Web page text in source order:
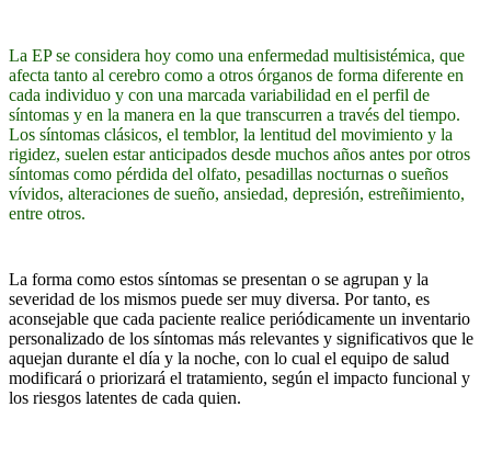
La EP se considera hoy como una enfermedad multisistémica, que
afecta tanto al cerebro como a otros órganos de forma diferente en
cada individuo y con una marcada variabilidad en el perfil de
síntomas y en la manera en la que transcurren a través del tiempo.
Los síntomas clásicos, el temblor, la lentitud del movimiento y la
rigidez, suelen estar anticipados desde muchos años antes por otros
síntomas como pérdida del olfato, pesadillas nocturnas o sueños
vívidos, alteraciones de sueño, ansiedad, depresión, estreñimiento,
entre otros.
La forma como estos síntomas se presentan o se agrupan y la
severidad de los mismos puede ser muy diversa. Por tanto, es
aconsejable que cada paciente realice periódicamente un inventario
personalizado de los síntomas más relevantes y significativos que le
aquejan durante el día y la noche, con lo cual el equipo de salud
modificará o priorizará el tratamiento, según el impacto funcional y
los riesgos latentes de cada quien.